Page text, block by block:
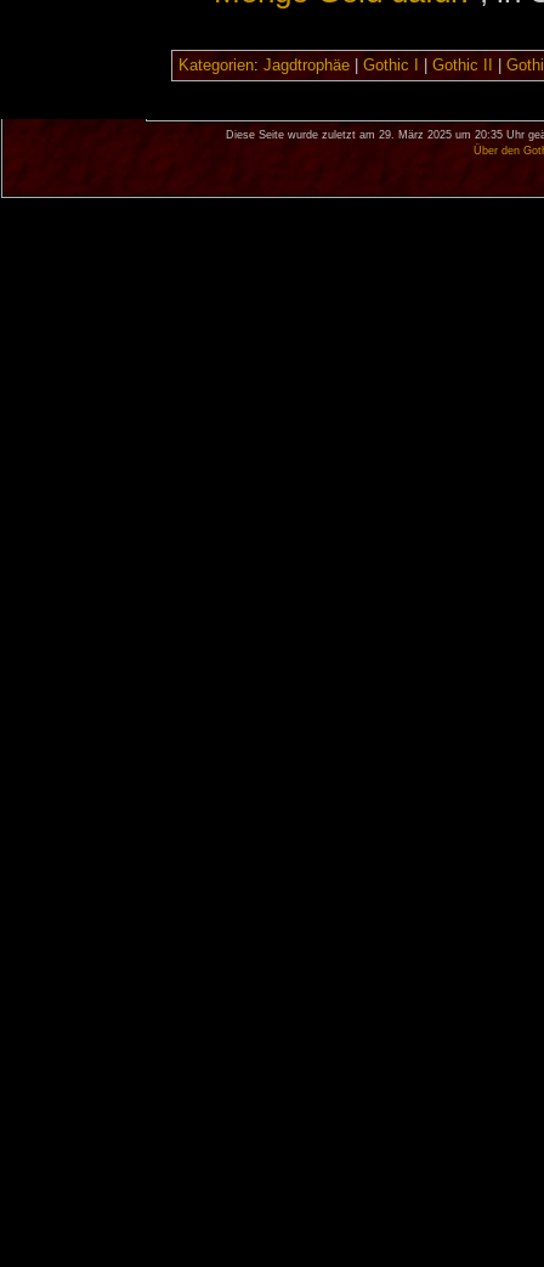
Kategorien: Jagdtrophäe| Gothic I Gothic II
Diese Seite wurde zuletzt am 29. März 2025 um 20:35 Uhr
Über den